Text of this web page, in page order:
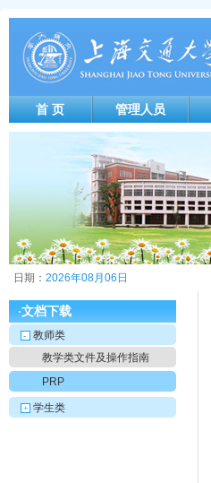
首 页 管理人员
日期： 2026年08月06日
·文档下载
-
教师类
教学类文件及操作指南
PRP
+ 学生类